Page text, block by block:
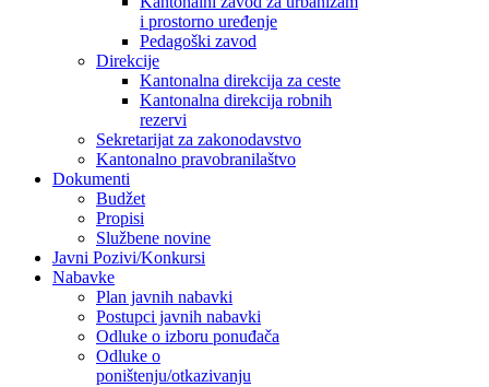
i prostorno uređenje
Pedagoški zavod
Direkcije
Kantonalna direkcija za ceste
Kantonalna direkcija robnih
rezervi
Sekretarijat za zakonodavstvo
Kantonalno pravobranilaštvo
Dokumenti
Budžet
Propisi
Službene novine
Javni Pozivi/Konkursi
Nabavke
Plan javnih nabavki
Postupci javnih nabavki
Odluke o izboru ponuđača
Odluke o
poništenju/otkazivanju